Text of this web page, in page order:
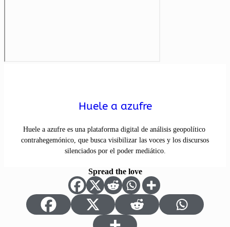
Huele a azufre
Huele a azufre es una plataforma digital de análisis geopolítico
contrahegemónico, que busca visibilizar las voces y los discursos
silenciados por el poder mediático.
Spread the love